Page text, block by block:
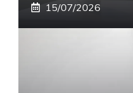
15/07/2026